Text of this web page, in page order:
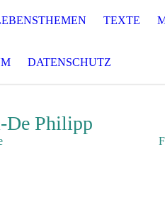
TEXTE
DATENSCHUTZ
De Philipp
Familien- und